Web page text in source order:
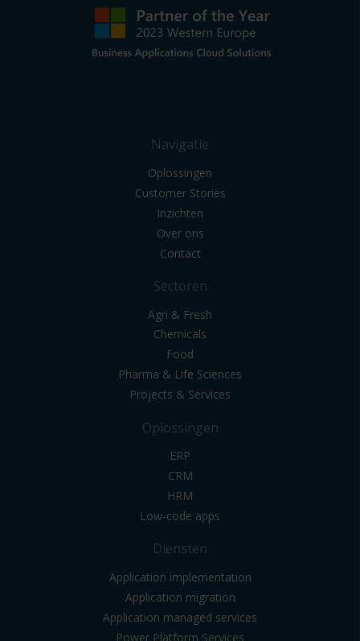
Navigatie
Oplossingen
Customer Stories
Inzichten
Over ons
Contact
Sectoren
Agri & Fresh
Chemicals
Food
Pharma & Life Sciences
Projects & Services
Oplossingen
ERP
CRM
HRM
Low-code apps
Diensten
Application implementation
Application migration
Application managed services
Power Platform Services